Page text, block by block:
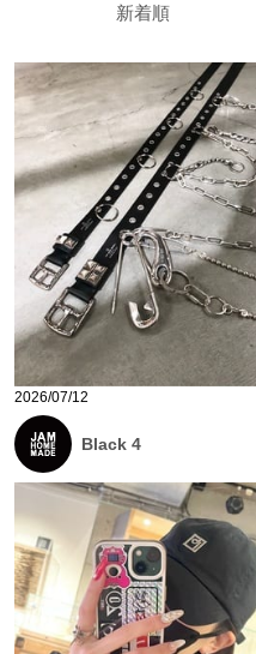
新着順
2026/07/12
Black 4